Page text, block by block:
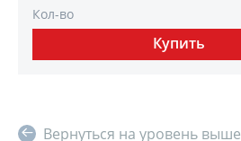
Кол-во
Вернуться на уровень выше